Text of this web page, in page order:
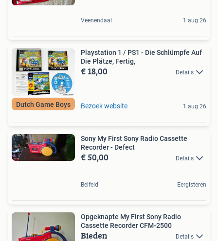
Veenendaal 1 aug 26
Dutch Game Boys
Playstation 1 / PS1 - Die Schlümpfe Auf
Die Plätze, Fertig,
€ 18,00 Details
Bezoek website 1 aug 26
Sony My First Sony Radio Cassette
Recorder - Defect
€ 50,00 Details
Belfeld Eergisteren
Opgeknapte My First Sony Radio
Cassette Recorder CFM-2500
Bieden Details